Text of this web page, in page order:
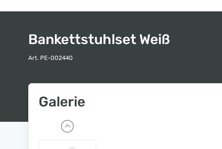
Bankettstuhlset Weiß
Art. PE-002440
Galerie
P
r